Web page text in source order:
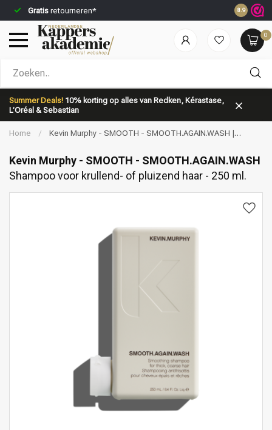
Gratis retourneren* Voor
8.9
0
Summer Deals! 10% korting op alles van Redken, Kérastase,
L’Oréal & Sebastian
Welke categorie ben jij naar op zoek?
Merken Haarverzorging
Home /
Kevin Murphy - SMOOTH - SMOOTH.AGAIN.WASH |
Kevin Murphy - SMOOTH - SMOOTH.AGAIN.WASH
Shampoo voor krullend- of pluizend haar - 250 ml.